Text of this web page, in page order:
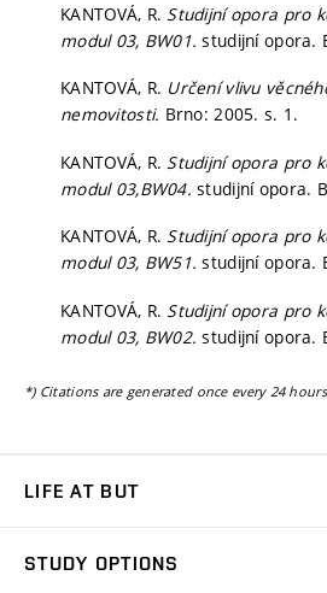
KANTOVÁ, R. Studijní opora pro
modul 03, BW01.studijní opora.
KANTOVÁ, R. Určení vlivu
nemovitosti. Brno: 2005.s. 1.
KANTOVÁ, R. Studijní opora pro
modul 03,BW04.studijní opora.
KANTOVÁ, R. Studijní opora pro
modul 03, BW51.studijní opora.
KANTOVÁ, R. Studijní opora pro
modul 03, BW02.studijní opora.
*) Citations are generated once every 24
LIFE AT BUT
STUDY OPTIONS